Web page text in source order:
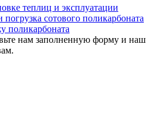
теплиц и эксплуатации
сотового поликарбоната
поликарбоната
нам заполненную форму и наш